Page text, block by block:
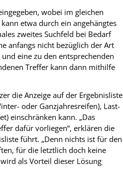
wobei im gleichen
etwa durch ein angehängtes
zweites Suchfeld bei Bedarf
anfangs nicht bezüglich der Art
eine zu den entsprechenden
Treffer kann dann mithilfe
die Anzeige auf der Ergebnisliste
oder Ganzjahresreifen), Last-
einschränken kann. „Das
dafür vorliegen“, erklären die
führt. „Denn nichts ist für den
für die letztlich doch keine
als Vorteil dieser Lösung